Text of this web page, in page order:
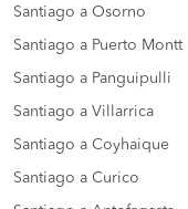
Santiago a Osorno
Santiago a Puerto Montt
Santiago a Panguipulli
Santiago a Villarrica
Santiago a Coyhaique
Santiago a Curico